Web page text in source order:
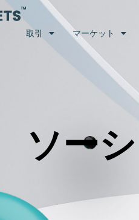
取引 マーケット
ソー